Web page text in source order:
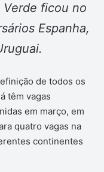
Verde ficou no
Espanha,
de todos os
têm vagas
em março, em
quatro vagas na
continentes